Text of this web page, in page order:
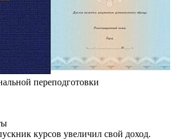
переподготовки
курсов увеличил свой доход.